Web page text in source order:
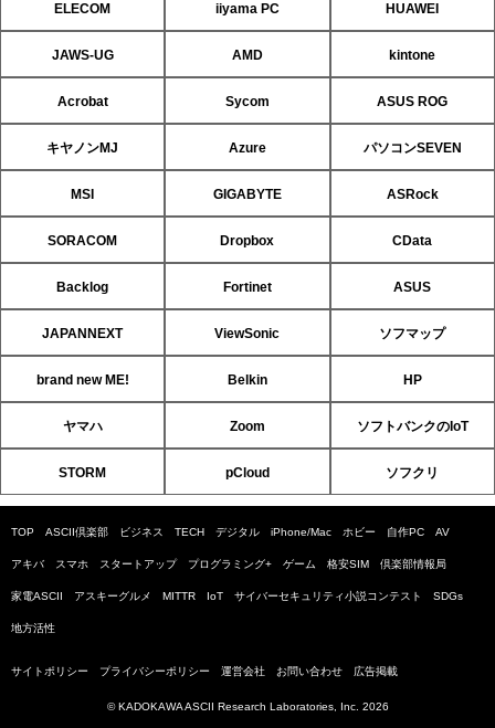
ELECOM iiyama PC HUAWEI
JAWS-UG AMD kintone
Acrobat Sycom ASUS ROG
キヤノンMJ Azure パソコンSEVEN
MSI GIGABYTE ASRock
SORACOM Dropbox CData
Backlog Fortinet ASUS
JAPANNEXT ViewSonic ソフマップ
brand new ME! Belkin HP
ヤマハ Zoom ソフトバンクのIoT
STORM pCloud ソフクリ
TOP ASCII倶楽部 ビジネス TECH デジタル iPhone/Mac ホビー 自作PC AV
アキバ スマホ スタートアップ プログラミング+ ゲーム 格安SIM 倶楽部情報局
家電ASCII アスキーグルメ MITTR IoT サイバーセキュリティ小説コンテスト SDGs
地方活性
サイトポリシー プライバシーポリシー 運営会社 お問い合わせ 広告掲載
© KADOKAWA ASCII Research Laboratories, Inc. 2026